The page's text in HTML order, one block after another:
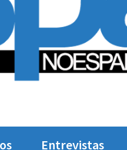
Entrevistas